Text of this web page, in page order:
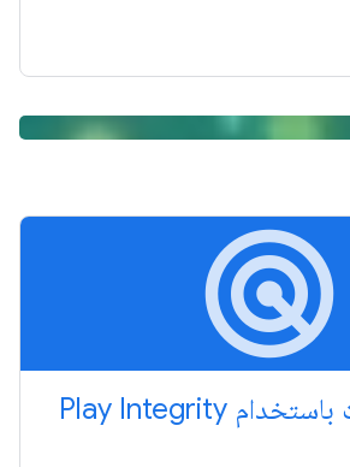
radar
رصد التهديدات باستخدام Play Integrity